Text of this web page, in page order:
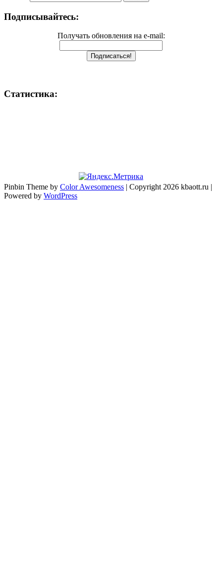
Подписывайтесь:
Получать обновления на e-mail:
Статистика:
Pinbin Theme by Color Awesomeness | Copyright 2026 kbaott.ru |
Powered by WordPress